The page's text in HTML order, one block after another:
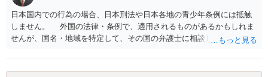
日本国内での行為の場合、日本刑法や日本各地の青少年条例には抵触
しません。 外国の法律・条例で、適用されるものがあるかもしれま
せんが、国名・地域を特定して、その国の弁護士に相談してくださ